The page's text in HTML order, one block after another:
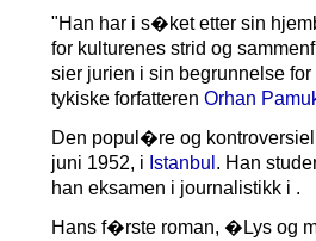
"Han har i s�ket etter sin
for kulturenes strid og
sier jurien i sin begrunnelse
tykiske forfatteren Orhan
Den popul�re og
juni 1952, i Istanbul . Han
han eksamen i journalistikk i .
Hans f�rste roman, �Lys og